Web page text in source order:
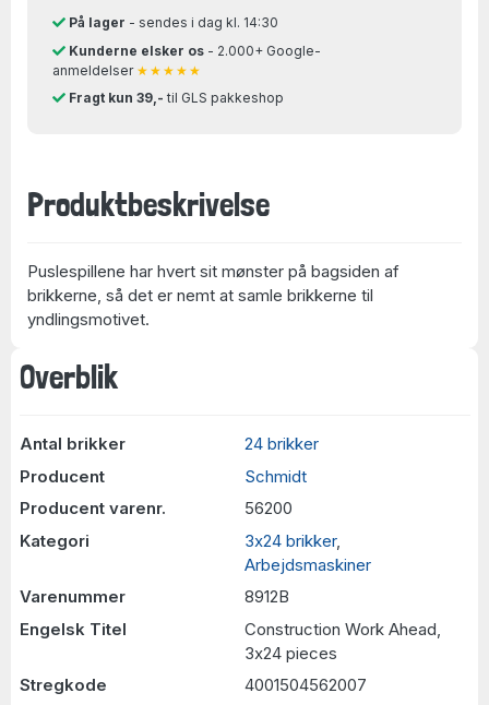
Overblik
Antal brikker
24 brikker
Producent
Schmidt
Producent varenr.
56200
Kategori
3x24 brikker,
Arbejdsmaskiner
Varenummer
8912B
Engelsk Titel
Construction Work Ahead,
3x24 pieces
Stregkode
4001504562007
På lager - sendes i dag kl. 14:30
Kunderne elsker os- 2.000+ Google-
anmeldelser ★★★★★
Fragt kun 39,- til GLS pakkeshop
Produktbeskrivelse
Puslespillene har hvert sit mønster på bagsiden af
brikkerne, så det er nemt at samle brikkerne til
yndlingsmotivet.